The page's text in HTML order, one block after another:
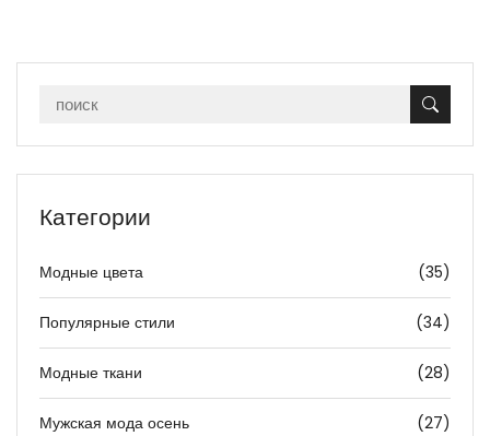
Категории
Модные цвета (35)
Популярные стили (34)
Модные ткани (28)
Мужская мода осень (27)